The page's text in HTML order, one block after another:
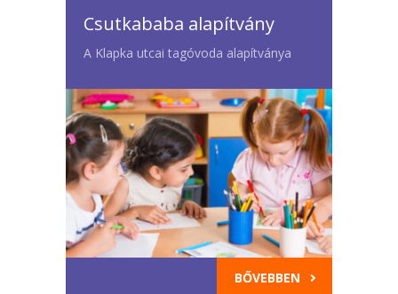
Csutkababa alapítvány
A Klapka utcai tagóvoda alapítványa
BŐVEBBEN